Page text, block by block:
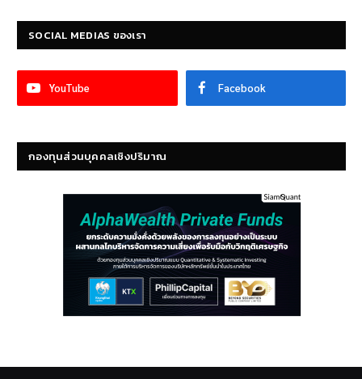
SOCIAL MEDIAS ของเรา
YouTube Facebook
กองทุนส่วนบุคคลเชิงปริมาณ